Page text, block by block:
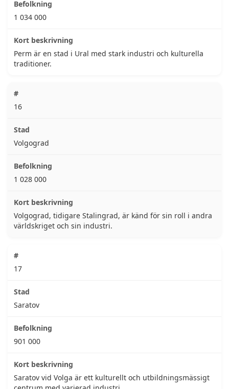
1 034 000
Perm är en stad i Ural med stark industri och kulturella
traditioner.
16
Volgograd
1 028 000
Volgograd, tidigare Stalingrad, är känd för sin roll i andra
världskriget och sin industri.
17
Saratov
901 000
Saratov vid Volga är ett kulturellt och utbildningsmässigt